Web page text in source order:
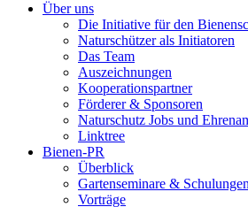
Über uns
Die Initiative für den
Naturschützer als Initiatoren
Das Team
Auszeichnungen
Kooperationspartner
Förderer & Sponsoren
Naturschutz Jobs und
Linktree
Bienen-PR
Überblick
Gartenseminare & Schulungen
Vorträge